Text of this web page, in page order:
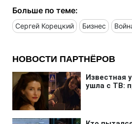
Больше по теме:
Сергей Корецкий Бизнес